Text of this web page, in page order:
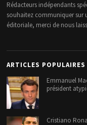
Rédacteurs indépendants
souhaitez communiquer sur
éditoriale, merci de nous
ARTICLES POPULAIRES
Emmanuel
président
Cristiano